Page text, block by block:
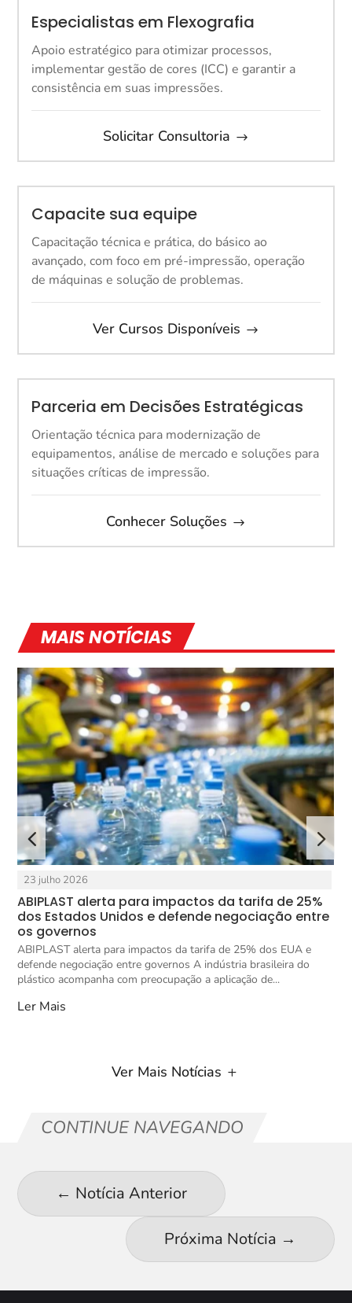
Especialistas em Flexografia
Apoio estratégico para otimizar processos,
implementar gestão de cores (ICC) e garantir a
consistência em suas impressões.
Solicitar Consultoria
Capacite sua equipe
Capacitação técnica e prática, do básico ao
avançado, com foco em pré-impressão, operação
de máquinas e solução de problemas.
Ver Cursos Disponíveis
Parceria em Decisões Estratégicas
Orientação técnica para modernização de
equipamentos, análise de mercado e soluções para
situações críticas de impressão.
Conhecer Soluções
MAIS NOTÍCIAS
23 julho 2026
ABIPLAST alerta para impactos da tarifa de 25%
dos Estados Unidos e defende negociação entre
os governos
ABIPLAST alerta para impactos da tarifa de 25% dos EUA e
defende negociação entre governos A indústria brasileira do
plástico acompanha com preocupação a aplicação de...
Ler Mais
Ver Mais Notícias
CONTINUE NAVEGANDO
← Notícia Anterior
Próxima Notícia →